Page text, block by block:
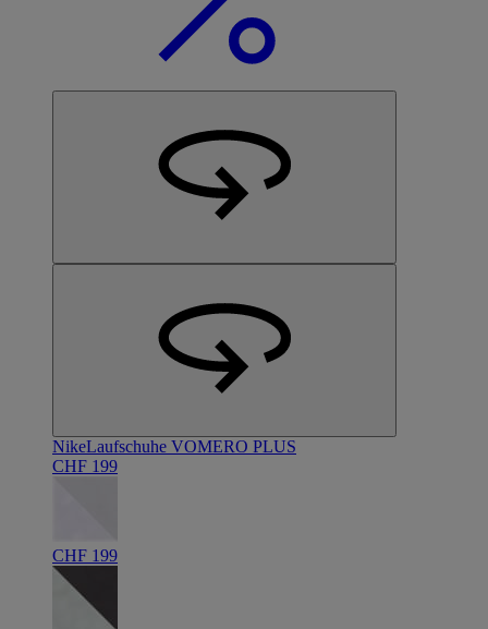
NikeLaufschuhe VOMERO PLUS
CHF 199
CHF 199